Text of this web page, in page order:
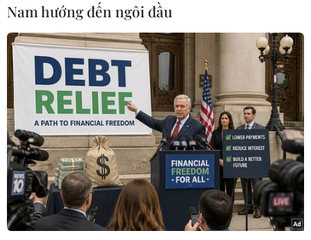
30 phút sau, Cường (móm) gọi điện thoại cho
Ánh hỏi tình hình. Ánh cho biết Liênđã chết
nên bọn chúng bỏ trốn.
Hiện Phòng Cảnh sát truy nã đã vận động Lưu
Quang Đức ra đầu thú. Sau đó đã huyđộng 3 tổ
công tác sử dụng đồng bộ các biện pháp nghiệp
vụ, kịp thời bắt giữNguyễn Mạnh Cường và
Đồng Cao Cường tại Trà Cổ, Móng Cái (Quảng
Ninh) khi chúngđang chuẩn bị trốn sang Trung
Quốc.
Nam hướng đến ngôi đầu